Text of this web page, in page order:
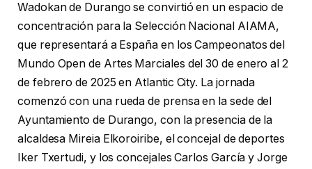
Wadokan de Durango se convirtió en un espacio de
concentración para la Selección Nacional AIAMA,
que representará a España en los Campeonatos del
Mundo Open de Artes Marciales del 30 de enero al 2
de febrero de 2025 en Atlantic City. La jornada
comenzó con una rueda de prensa en la sede del
Ayuntamiento de Durango, con la presencia de la
alcaldesa Mireia Elkoroiribe, el concejal de deportes
Iker Txertudi, y los concejales Carlos García y Jorge